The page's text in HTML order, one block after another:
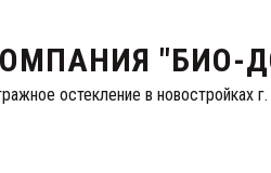
"БИО-
остекление в новостройках